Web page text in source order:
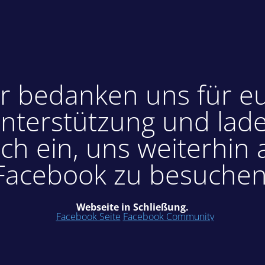
bedanken uns für
und
ein, uns weiterhin
zu
Webseite in Schließung.
Facebook Seite Facebook Community